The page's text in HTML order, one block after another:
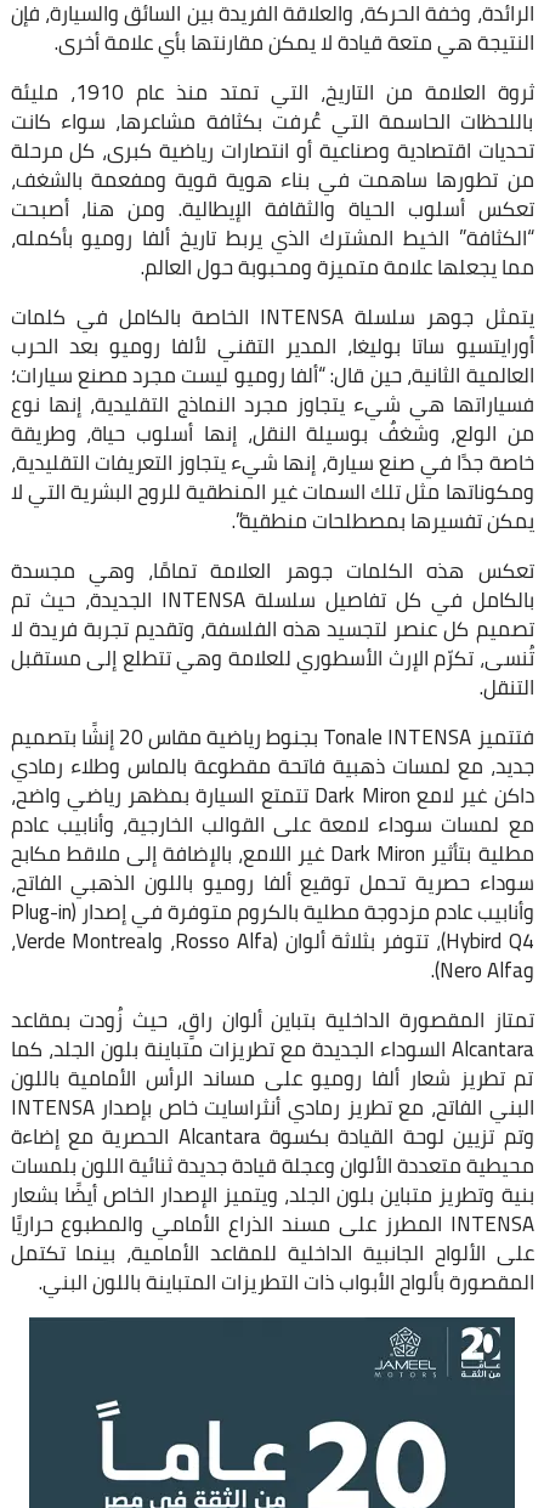
الرائدة، وخفة الحركة، والعلاقة الفريدة بين السائق والسيارة، فإن
النتيجة هي متعة قيادة لا يمكن مقارنتها بأي علامة أخرى.
ثروة العلامة من التاريخ، التي تمتد منذ عام 1910، مليئة
باللحظات الحاسمة التي عُرفت بكثافة مشاعرها، سواء كانت
تحديات اقتصادية وصناعية أو انتصارات رياضية كبرى، كل مرحلة
من تطورها ساهمت في بناء هوية قوية ومفعمة بالشغف،
تعكس أسلوب الحياة والثقافة الإيطالية. ومن هنا، أصبحت
“الكثافة” الخيط المشترك الذي يربط تاريخ ألفا روميو بأكمله،
مما يجعلها علامة متميزة ومحبوبة حول العالم.
يتمثل جوهر سلسلة INTENSA الخاصة بالكامل في كلمات
أورايتسيو ساتا بوليغا، المدير التقني لألفا روميو بعد الحرب
العالمية الثانية، حين قال: “ألفا روميو ليست مجرد مصنع سيارات؛
فسياراتها هي شيء يتجاوز مجرد النماذج التقليدية، إنها نوع
من الولع، وشغفٌ بوسيلة النقل، إنها أسلوب حياة، وطريقة
خاصة جدًا في صنع سيارة، إنها شيء يتجاوز التعريفات التقليدية،
ومكوناتها مثل تلك السمات غير المنطقية للروح البشرية التي لا
يمكن تفسيرها بمصطلحات منطقية”.
تعكس هذه الكلمات جوهر العلامة تمامًا، وهي مجسدة
بالكامل في كل تفاصيل سلسلة INTENSA الجديدة، حيث تم
تصميم كل عنصر لتجسيد هذه الفلسفة، وتقديم تجربة فريدة لا
تُنسى، تكرّم الإرث الأسطوري للعلامة وهي تتطلع إلى مستقبل
التنقل.
فتتميز Tonale INTENSA بجنوط رياضية مقاس 20 إنشًا بتصميم
جديد، مع لمسات ذهبية فاتحة مقطوعة بالماس وطلاء رمادي
داكن غير لامع Dark Miron تتمتع السيارة بمظهر رياضي واضح،
مع لمسات سوداء لامعة على القوالب الخارجية، وأنابيب عادم
مطلية بتأثير Dark Miron غير اللامع، بالإضافة إلى ملاقط مكابح
سوداء حصرية تحمل توقيع ألفا روميو باللون الذهبي الفاتح،
وأنابيب عادم مزدوجة مطلية بالكروم متوفرة في إصدار (Plug-in
Hybird Q4)، تتوفر بثلاثة ألوان (Rosso Alfa، وVerde Montreal،
وNero Alfa).
تمتاز المقصورة الداخلية بتباين ألوان راقٍ، حيث زُودت بمقاعد
Alcantara السوداء الجديدة مع تطريزات متباينة بلون الجلد، كما
تم تطريز شعار ألفا روميو على مساند الرأس الأمامية باللون
البني الفاتح، مع تطريز رمادي أنثراسايت خاص بإصدار INTENSA
وتم تزيين لوحة القيادة بكسوة Alcantara الحصرية مع إضاءة
محيطية متعددة الألوان وعجلة قيادة جديدة ثنائية اللون بلمسات
بنية وتطريز متباين بلون الجلد، ويتميز الإصدار الخاص أيضًا بشعار
INTENSA المطرز على مسند الذراع الأمامي والمطبوع حراريًا
على الألواح الجانبية الداخلية للمقاعد الأمامية، بينما تكتمل
المقصورة بألواح الأبواب ذات التطريزات المتباينة باللون البني.